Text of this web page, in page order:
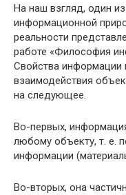
На наш взгляд, один
информационной
реальности
работе «Философия
Свойства информации
взаимодействия
на следующее.
Во-первых,
любому объекту, т. е.
информации
Во-вторых, она